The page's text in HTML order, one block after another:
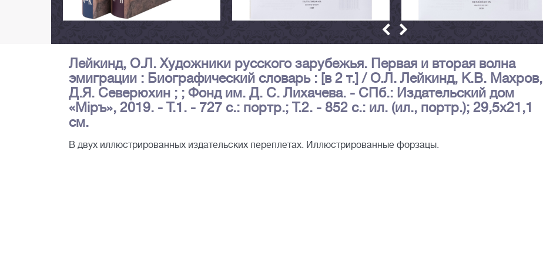
Лейкинд, О.Л. Художники русского зарубежья. Первая и вторая волна
эмиграции : Биографический словарь : [в 2 т.] / О.Л. Лейкинд, К.В. Махров,
Д.Я. Северюхин ; ; Фонд им. Д. С. Лихачева. - СПб.: Издательский дом
«Мiръ», 2019. - Т.1. - 727 с.: портр.; Т.2. - 852 с.: ил. (ил., портр.); 29,5х21,1
см.
В двух иллюстрированных издательских переплетах. Иллюстрированные форзацы.